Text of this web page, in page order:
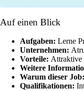
Auf einen Blick
Aufgaben: Lerne
Unternehmen:
Vorteile: Attraktive
Weitere
Warum dieser Job:
Qualifikationen: